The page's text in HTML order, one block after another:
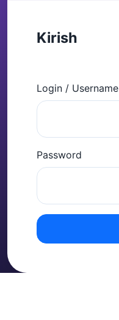
Kirish
Login / Username
Password